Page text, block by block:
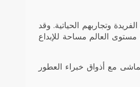
وتجاربهم الحياتية. وقد
العالم مساحة للإبداع
مع أذواق خبراء العطور